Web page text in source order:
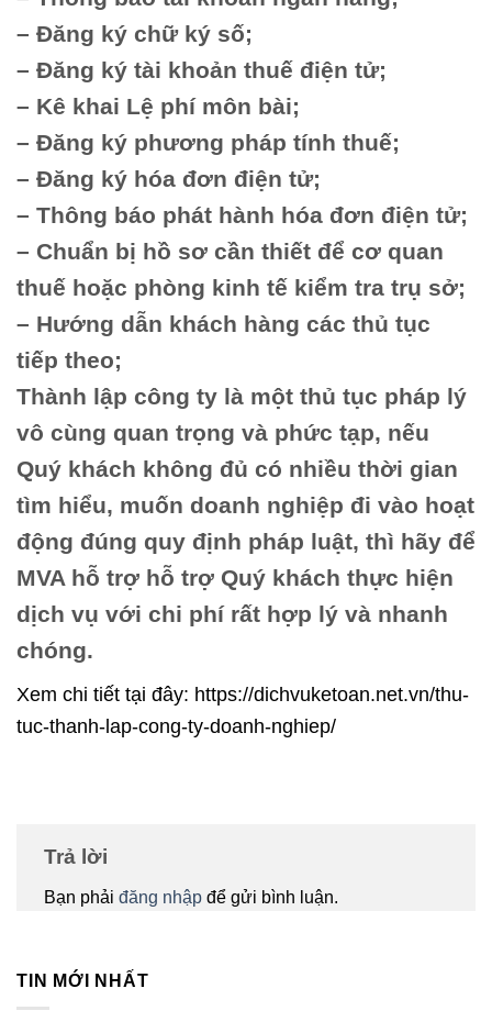
– Đăng ký chữ ký số;
– Đăng ký tài khoản thuế điện tử;
– Kê khai Lệ phí môn bài;
– Đăng ký phương pháp tính thuế;
– Đăng ký hóa đơn điện tử;
– Thông báo phát hành hóa đơn điện tử;
– Chuẩn bị hồ sơ cần thiết để cơ quan
thuế hoặc phòng kinh tế kiểm tra trụ sở;
– Hướng dẫn khách hàng các thủ tục
tiếp theo;
Thành lập công ty là một thủ tục pháp lý
vô cùng quan trọng và phức tạp, nếu
Quý khách không đủ có nhiều thời gian
tìm hiểu, muốn doanh nghiệp đi vào hoạt
động đúng quy định pháp luật, thì hãy để
MVA hỗ trợ hỗ trợ Quý khách thực hiện
dịch vụ với chi phí rất hợp lý và nhanh
chóng.
Xem chi tiết tại đây: https://dichvuketoan.net.vn/thu-
tuc-thanh-lap-cong-ty-doanh-nghiep/
Trả lời
Bạn phải đăng nhập để gửi bình luận.
TIN MỚI NHẤT